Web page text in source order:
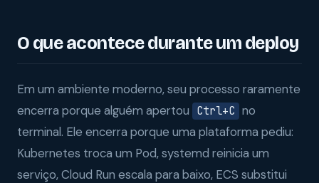
O que acontece durante um deploy
Em um ambiente moderno, seu processo raramente
encerra porque alguém apertou Ctrl+C no
terminal. Ele encerra porque uma plataforma pediu:
Kubernetes troca um Pod, systemd reinicia um
serviço, Cloud Run escala para baixo, ECS substitui